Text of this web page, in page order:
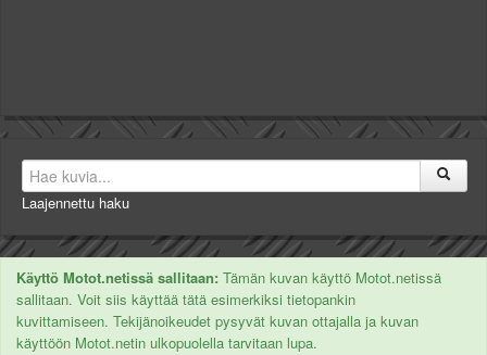
Laajennettu haku
Käyttö Motot.netissä sallitaan: Tämän kuvan käyttö Motot.netissä
sallitaan. Voit siis käyttää tätä esimerkiksi tietopankin
kuvittamiseen. Tekijänoikeudet pysyvät kuvan ottajalla ja kuvan
käyttöön Motot.netin ulkopuolella tarvitaan lupa.